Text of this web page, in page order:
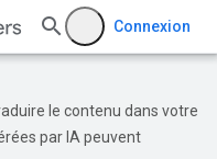
Connexion
le contenu dans votre
par IA peuvent